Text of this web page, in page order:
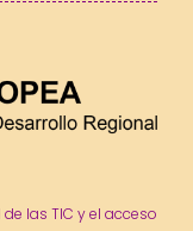
las TIC y el acceso